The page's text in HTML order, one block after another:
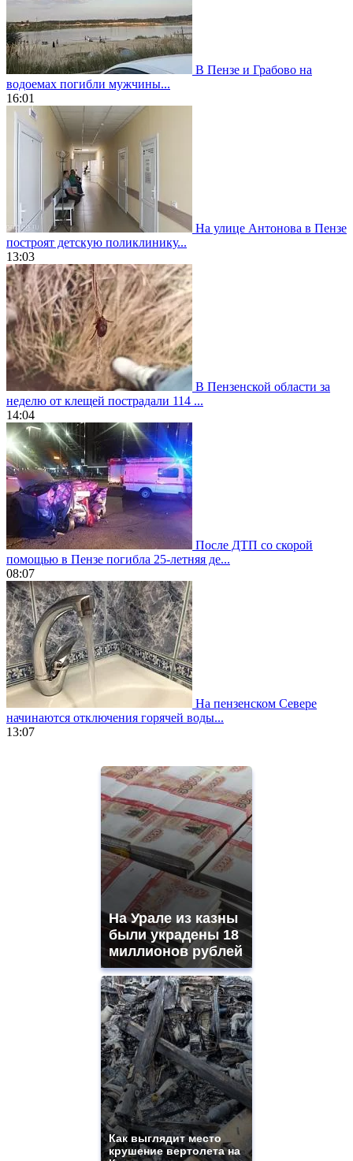
В Пензе и Грабово на
водоемах погибли мужчины...
16:01
На улице Антонова в Пензе
построят детскую поликлинику...
13:03
В Пензенской области за
неделю от клещей пострадали 114 ...
14:04
После ДТП со скорой
помощью в Пензе погибла 25-летняя де...
08:07
На пензенском Севере
начинаются отключения горячей воды...
13:07
https://gradewatches.to/
https://www.replicasrelojes.to/
На Урале из казны
были украдены 18
миллионов рублей
Как выглядит место
крушение вертолета на